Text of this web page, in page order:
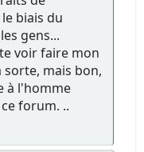
biais du
gens...
voir faire mon
mais bon,
à l'homme
forum. ..